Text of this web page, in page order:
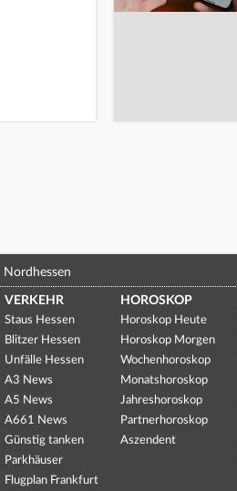
Nordhessen
VERKEHR
Staus Hessen
Blitzer Hessen
Unfälle Hessen
A3 News
A5 News
A661 News
Günstig tanken
Parkhäuser
Flugplan Frankfurt
HOROSKOP
Horoskop Heute
Horoskop Morgen
Wochenhoroskop
Monatshoroskop
Jahreshoroskop
Partnerhoroskop
Aszendent